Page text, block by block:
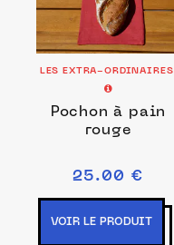
LES EXTRA-ORDINAIRES
Pochon à pain
rouge
25.00 €
VOIR LE PRODUIT